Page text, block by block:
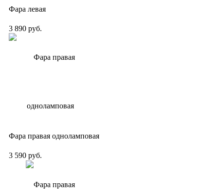
Фара левая
3 890 руб.
Фара правая одноламповая
3 590 руб.